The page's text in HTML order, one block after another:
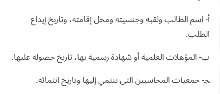
أ- اسم الطالب ولقبه وجنسيته ومحل إقامته، وتاريخ إيداع
الطلب.
ب- المؤهلات العلمية أو شهادة رسمية بها، تاريخ حصوله عليها.
ﺠ- جمعيات المحاسبين التي ينتمي إليها وتاريخ انتمائه.